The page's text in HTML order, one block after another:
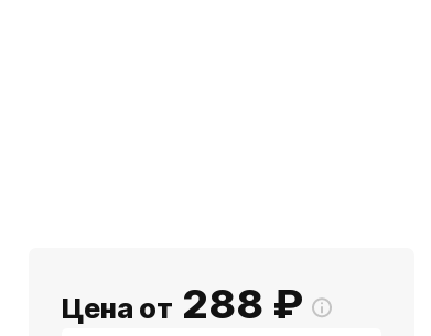
Цена от 288 ₽